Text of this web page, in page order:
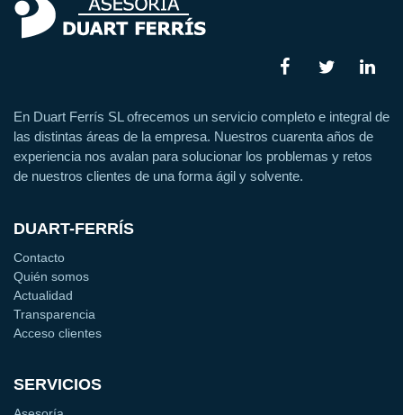
En Duart Ferrís SL ofrecemos un servicio completo e integral de
las distintas áreas de la empresa. Nuestros cuarenta años de
experiencia nos avalan para solucionar los problemas y retos
de nuestros clientes de una forma ágil y solvente.
DUART-FERRÍS
Contacto
Quién somos
Actualidad
Transparencia
Acceso clientes
SERVICIOS